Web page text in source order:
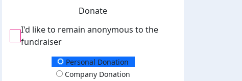
Donate
I'd like to remain anonymous to the
fundraiser
Donation TypePersonal Donation
Company Donation